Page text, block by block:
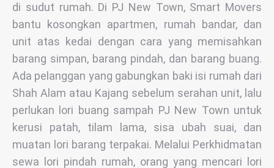
di sudut rumah. Di PJ New Town, Smart Movers
bantu kosongkan apartmen, rumah bandar, dan
unit atas kedai dengan cara yang memisahkan
barang simpan, barang pindah, dan barang buang.
Ada pelanggan yang gabungkan baki isi rumah dari
Shah Alam atau Kajang sebelum serahan unit, lalu
perlukan lori buang sampah PJ New Town untuk
kerusi patah, tilam lama, sisa ubah suai, dan
muatan lori barang terpakai. Melalui Perkhidmatan
sewa lori pindah rumah, orang yang mencari lori